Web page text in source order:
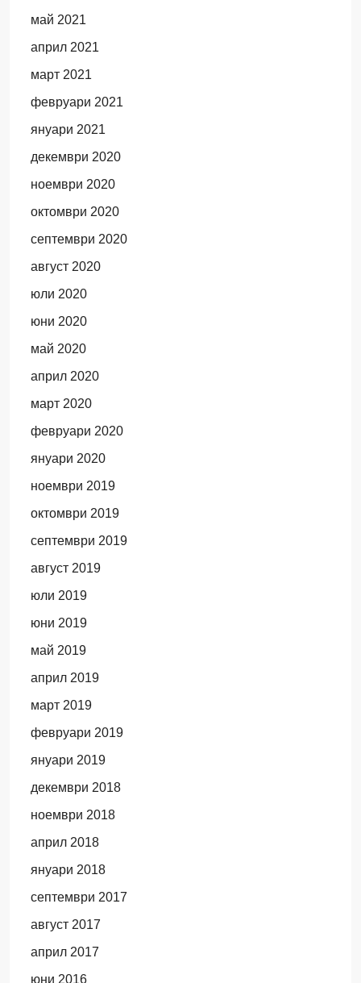
май 2021
април 2021
март 2021
февруари 2021
януари 2021
декември 2020
ноември 2020
октомври 2020
септември 2020
август 2020
юли 2020
юни 2020
май 2020
април 2020
март 2020
февруари 2020
януари 2020
ноември 2019
октомври 2019
септември 2019
август 2019
юли 2019
юни 2019
май 2019
април 2019
март 2019
февруари 2019
януари 2019
декември 2018
ноември 2018
април 2018
януари 2018
септември 2017
август 2017
април 2017
юни 2016